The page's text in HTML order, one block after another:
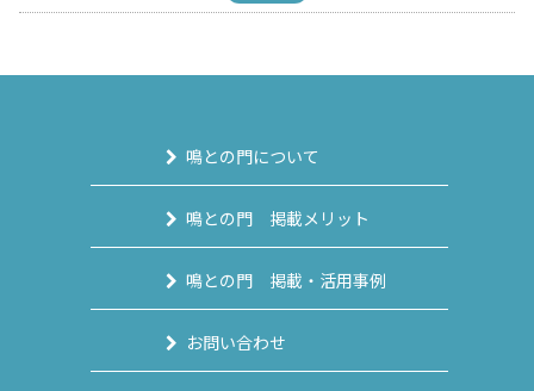
鳴との門について
鳴との門 掲載メリット
鳴との門 掲載・活用事例
お問い合わせ